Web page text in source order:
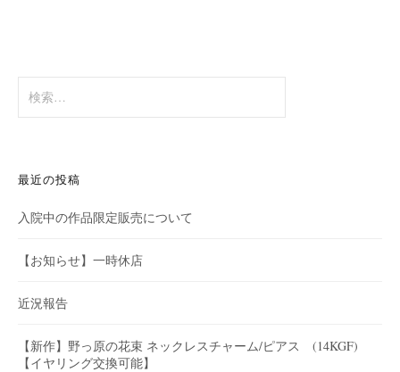
索:
最近の投稿
入院中の作品限定販売について
【お知らせ】一時休店
近況報告
【新作】野っ原の花束 ネックレスチャーム/ピアス (14KGF)
【イヤリング交換可能】